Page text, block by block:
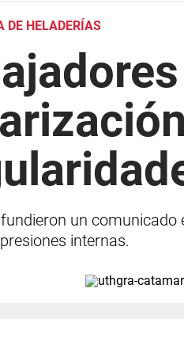
DE HELADERÍAS
un
internas.